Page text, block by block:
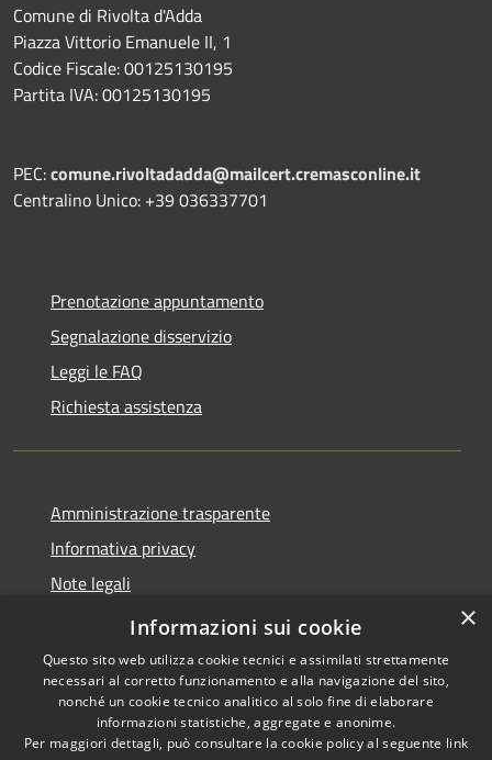
Comune di Rivolta d'Adda
Piazza Vittorio Emanuele II, 1
Codice Fiscale: 00125130195
Partita IVA: 00125130195
PEC:comune.rivoltadadda@mailcert.cremasconline.it
Centralino Unico: +39 036337701
Prenotazione appuntamento
Segnalazione disservizio
Leggi le FAQ
Richiesta assistenza
Amministrazione trasparente
Informativa privacy
Note legali
Dichiarazione di accessibilità
Powered byMunicipium
×
Informazioni sui cookie
Questo sito web utilizza cookie tecnici e assimilati strettamente
necessari al corretto funzionamento e alla navigazione del sito,
nonché un cookie tecnico analitico al solo fine di elaborare
informazioni statistiche, aggregate e anonime.
Per maggiori dettagli, può consultare la cookie policy al seguente link